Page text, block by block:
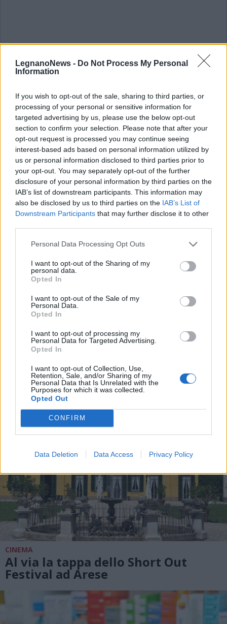
LegnanoNews - Do Not Process My Personal
Information
If you wish to opt-out of the sale, sharing to third parties, or
processing of your personal or sensitive information for
targeted advertising by us, please use the below opt-out
section to confirm your selection. Please note that after your
opt-out request is processed you may continue seeing
interest-based ads based on personal information utilized by
us or personal information disclosed to third parties prior to
your opt-out. You may separately opt-out of the further
disclosure of your personal information by third parties on the
IAB’s list of downstream participants. This information may
also be disclosed by us to third parties on the IAB’s List of
Downstream Participants that may further disclose it to other
Personal Data Processing Opt Outs
I want to opt-out of the Sharing of my
personal data.
Opted In
I want to opt-out of the Sale of my
Personal Data.
Opted In
I want to opt-out of processing my
Personal Data for Targeted Advertising.
Opted In
I want to opt-out of Collection, Use,
Retention, Sale, and/or Sharing of my
Personal Data that Is Unrelated with the
Purposes for which it was collected.
Opted Out
CONFIRM
Data Deletion Data Access Privacy Policy
ALTRE NOTIZIE DI ARESE
Incendio alla Cascina Vinci di Arese:
in salvo circa 200 mucche
CINEMA
Al via la tappa dello Short Out
Festival ad Arese